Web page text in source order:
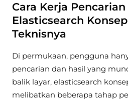
Cara Kerja Pencarian
Elasticsearch
Teknisnya
Di permukaan, pengguna
pencarian dan hasil yang
balik layar, elasticsearch
melibatkan beberapa tahap